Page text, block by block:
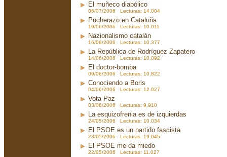
El muñeco diabólico
06/07/2006 Lecturas: 14.004
Pucherazo en Cataluña
19/06/2006 Lecturas: 10.011
Nazionalismo catalán
16/06/2006 Lecturas: 10.377
La República de Rodríguez Zapatero
14/06/2006 Lecturas: 10.092
El doctor-bomba
09/06/2006 Lecturas: 10.822
Conociendo a Boris
04/06/2006 Lecturas: 12.027
Vota Paz
03/06/2006 Lecturas: 9.910
La esquizofrenia es de izquierdas
24/05/2006 Lecturas: 10.034
El PSOE es un partido fascista
23/05/2006 Lecturas: 19.045
El PSOE me da miedo
22/05/2006 Lecturas: 11.027